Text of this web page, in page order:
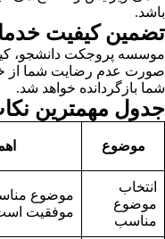
باشد.
تضمین کیفیت
موسسه پروجکت دانشجو،
صورت عدم رضایت شما از
شما بازگردانده خواهد شد.
جدول مهمترین
موضوع
انتخاب
موضوع
مناسب
موضوع
موفقیت